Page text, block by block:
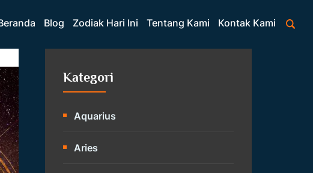
Blog Zodiak Hari Ini Tentang Kami Kontak Kami
Kategori
Aquarius
Aries